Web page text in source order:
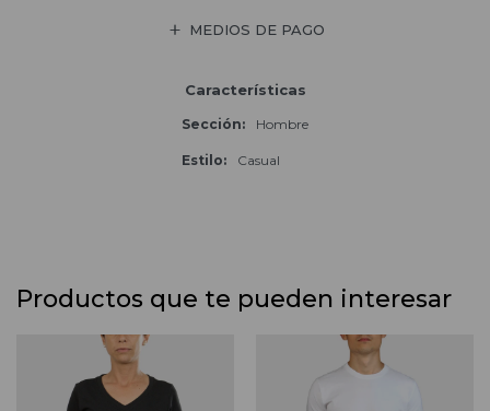
MEDIOS DE PAGO
Características
Sección Hombre
Estilo Casual
Productos que te pueden interesar